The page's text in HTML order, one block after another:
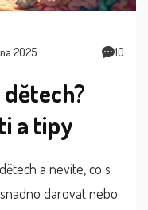
2025 10
a tipy
a nevíte, co s
darovat nebo